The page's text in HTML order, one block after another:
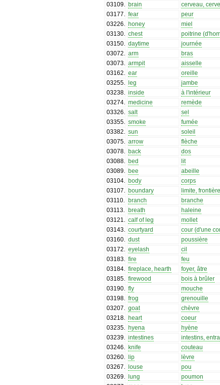
03109
brain
cerveau,
03177
fear
peur
03226
honey
miel
03130
chest
poitrine
03150
daytime
journée
03072
arm
bras
03073
armpit
aisselle
03162
ear
oreille
03255
leg
jambe
03238
inside
à l'intérieur
03274
medicine
remède
03326
salt
sel
03355
smoke
fumée
03382
sun
soleil
03075
arrow
flèche
03078
back
dos
03088
bed
lit
03089
bee
abeille
03104
body
corps
03107
boundary
limite,
03110
branch
branche
03113
breath
haleine
03121
calf of leg
mollet
03143
courtyard
cour (d'une
03160
dust
poussière
03172
eyelash
cil
03183
fire
feu
03184
fireplace, hearth
foyer, âtre
03185
firewood
bois à brûler
03190
fly
mouche
03198
frog
grenouille
03207
goat
chèvre
03218
heart
coeur
03235
hyena
hyène
03239
intestines
intestins,
03246
knife
couteau
03260
lip
lèvre
03267
louse
pou
03269
lung
poumon